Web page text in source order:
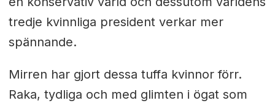
tredje kvinnliga president verkar mer
spännande.
Mirren har gjort dessa tuffa kvinnor förr.
Raka, tydliga och med glimten i ögat som